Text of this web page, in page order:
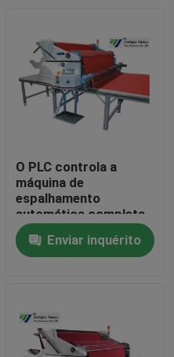
O PLC controla a
máquina de
espalhamento
automática completa
com tela táctil/servo
motorEnviar inquérito